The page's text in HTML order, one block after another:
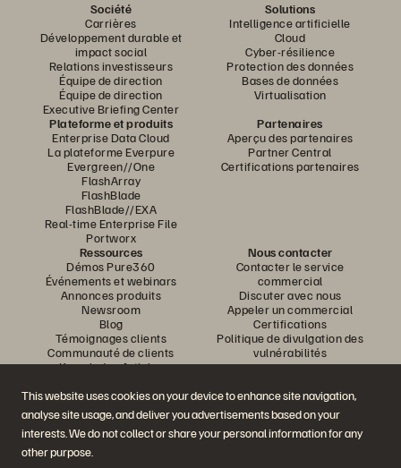
This website uses cookies on your device to enhance site navigation,
analyse site usage, and deliver you advertisements based on your
interests. We do not collect or share your personal information for any
other purpose.
Société
Carrières
Développement durable et
impact social
Relations investisseurs
Équipe de direction
Équipe de direction
Executive Briefing Center
Solutions
Intelligence artificielle
Cloud
Cyber-résilience
Protection des données
Bases de données
Virtualisation
Plateforme et produits
Enterprise Data Cloud
La plateforme Everpure
Evergreen//One
FlashArray
FlashBlade
FlashBlade//EXA
Real-time Enterprise File
Portworx
Partenaires
Aperçu des partenaires
Partner Central
Certifications partenaires
Ressources
Démos Pure360
Événements et webinars
Annonces produits
Newsroom
Blog
Témoignages clients
Communauté de clients
Knowledge Articles
Nous contacter
Contacter le service
commercial
Discuter avec nous
Appeler un commercial
Certifications
Politique de divulgation des
vulnérabilités
Rejoignez la conversation
Suivez-nous sur tous les réseaux sociaux Everpure